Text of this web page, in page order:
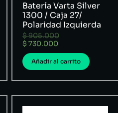
Batería Varta Silver
1300 / Caja 27/
Polaridad Izquierda
$905.000
$ 730.000
Añadir al carrito